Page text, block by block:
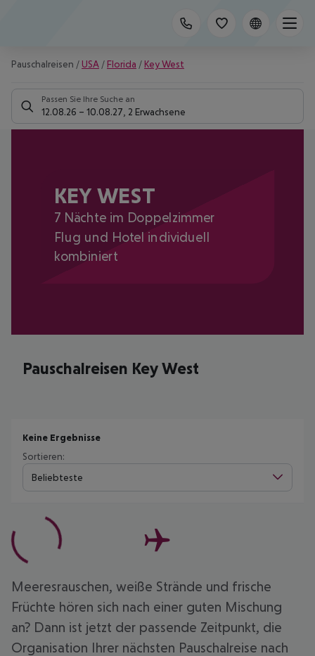
Pauschalreisen /USA / Florida / Key West
Passen Sie Ihre Suche an
12.08.26 – 10.08.27 2 Erwachsene
KEY WEST
7 Nächte im Doppelzimmer
Flug und Hotel individuell
kombiniert
Pauschalreisen Key West
Keine Ergebnisse
Sortieren:
Beliebteste
Meeresrauschen, weiße Strände und frische
Früchte hören sich nach einer guten Mischung
an? Dann ist jetzt der passende Zeitpunkt, die
Organisation Ihrer nächsten Pauschalreise nach